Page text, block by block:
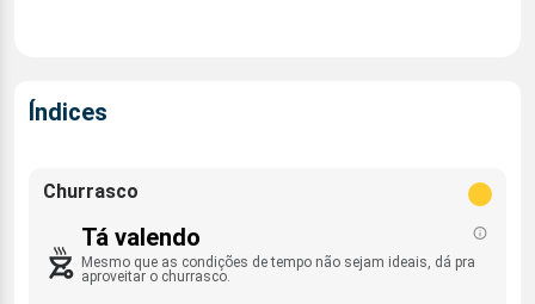
Índices
Churrasco
Tá valendo
Mesmo que as condições de tempo não sejam ideais, dá pra
aproveitar o churrasco.